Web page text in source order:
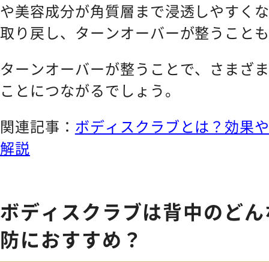
や美容成分が角質層まで浸透しやすく
取り戻し、ターンオーバーが整うこと
ターンオーバーが整うことで、さまざ
ことにつながるでしょう。
関連記事： ボディスクラブとは？効果
解説
ボディスクラブは背中のど
防におすすめ？